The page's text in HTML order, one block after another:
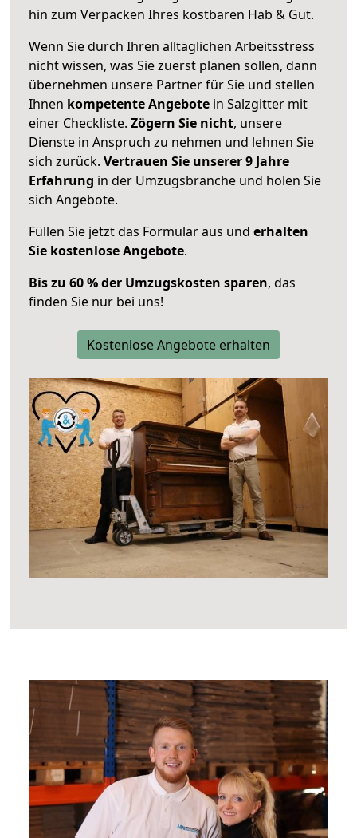
hin zum Verpacken Ihres kostbaren Hab & Gut.
Wenn Sie durch Ihren alltäglichen Arbeitsstress
nicht wissen, was Sie zuerst planen sollen, dann
übernehmen unsere Partner für Sie und stellen
Ihnen kompetente Angebote in Salzgitter mit
einer Checkliste. Zögern Sie nicht, unsere
Dienste in Anspruch zu nehmen und lehnen Sie
sich zurück. Vertrauen Sie unserer 9 Jahre
Erfahrung in der Umzugsbranche und holen Sie
sich Angebote.
Füllen Sie jetzt das Formular aus und erhalten
Sie kostenlose Angebote.
Bis zu 60 % der Umzugskosten sparen, das
finden Sie nur bei uns!
Kostenlose Angebote erhalten